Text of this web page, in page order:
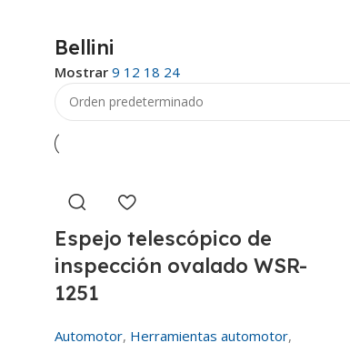
Bellini
Mostrar 9 12 18 24
Espejo telescópico de
inspección ovalado WSR-
1251
Automotor, Herramientas automotor,